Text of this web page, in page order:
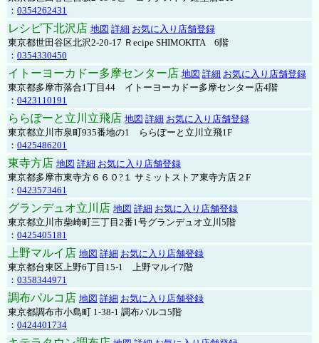
： 0354262431
レシピ下北沢店 地図 詳細 お気に入り店舗登録
東京都世田谷区北沢2-20-17 Ｒecipe SHIMOKITA 6階
： 0354330450
イトーヨーカドー多摩センター店 地図 詳細 お気に入り店舗登録
東京都多摩市落合1丁目44 イトーヨーカドー多摩センター店4階
： 0423110191
ららぽーと立川立飛店 地図 詳細 お気に入り店舗登録
東京都立川市泉町935番地の1 ららぽーと立川立飛1F
： 0425486201
東寺方店 地図 詳細 お気に入り店舗登録
東京都多摩市東寺方６６０?１ サミットストア東寺方店２F
： 0423573461
グランデュオ立川店 地図 詳細 お気に入り店舗登録
東京都立川市柴崎町三丁目2番1号グランデュオ立川5階
： 0425405181
上野マルイ店 地図 詳細 お気に入り店舗登録
東京都台東区上野6丁目15-1 上野マルイ7階
： 0358344971
調布パルコ店 地図 詳細 お気に入り店舗登録
東京都調布市小島町 1-38-1 調布パルコ5階
： 0424401734